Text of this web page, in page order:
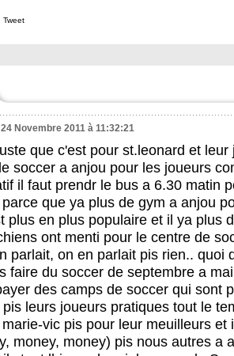
Tweet
Novembre 2011 à 11:32:21
que c'est pour st.leonard et
soccer a anjou pour les joueurs
il faut prendr le bus a 6.30 matin
que ya plus de gym a anjou
plus en plus populaire et il ya plus
ont menti pour le centre de
parlait, on en parlait pis rien.. quoi
faire du soccer de septembre a
des camps de soccer qui sont
leurs joueurs pratiques tout le
vic pis pour leur meuilleurs et
money, money) pis nous autres a